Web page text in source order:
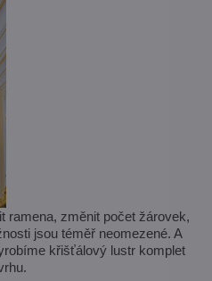
ramena, změnit počet žárovek,
jsou téměř neomezené. A
křišťálový lustr komplet